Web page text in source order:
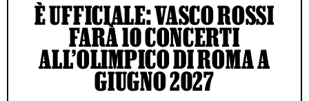
È UFFICIALE: VASCO ROSSI
FARÀ 10 CONCERTI
ALL’OLIMPICO DI ROMA A
GIUGNO 2027